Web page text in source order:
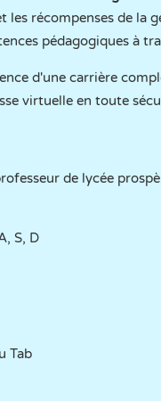
récompenses de la
pédagogiques à
d'une carrière
virtuelle en toute
de lycée
S, D
Tab